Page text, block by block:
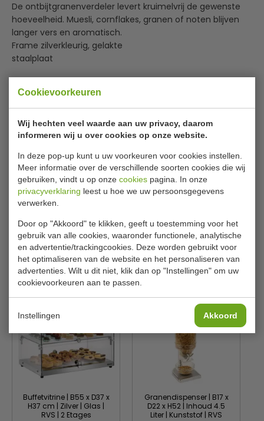
Cookievoorkeuren
Wij hechten veel waarde aan uw privacy, daarom
informeren wij u over cookies op onze website.
In deze pop-up kunt u uw voorkeuren voor cookies instellen.
Meer informatie over de verschillende soorten cookies die wij
gebruiken, vindt u op onze cookies pagina. In onze
privacyverklaring leest u hoe we uw persoonsgegevens
verwerken.
Door op "Akkoord" te klikken, geeft u toestemming voor het
gebruik van alle cookies, waaronder functionele, analytische
en advertentie/trackingcookies. Deze worden gebruikt voor
het optimaliseren van de website en het personaliseren van
advertenties. Wilt u dit niet, klik dan op "Instellingen" om uw
cookievoorkeuren aan te passen.
Instellingen Akkoord
De ontbijtgranenverdeler levert kruimelvrij de gewenste
hoeveelheid. Muesli, cornflakes, granen of noten blijven
langer vers en aromatisch.
Frame zilverkleurig, gelakte
staalplaat
Kruimelvrij portioneren door eenvoudig draaien
Geschikt voor kommen tot een hoogte van 7,5 cm
Eenvoudig reinigen, eenvoudig uit elkaar te nemen
Geschikt voor wandmontage
Specificaties
Model
500377
B x D x H
180 x 170 x 395 mm
Gewicht
1.8 kilogram
Inhoud
3.5 liter
Is dit iets voor jou?
Buffetvitrine | B55 x D37 x
H37 cm | Zilver | Glas |
RVS | 2 Etages
Granendispenser | B17 x
D22 x H52 | Inhoud 4.5
Liter | Kunststof | RVS